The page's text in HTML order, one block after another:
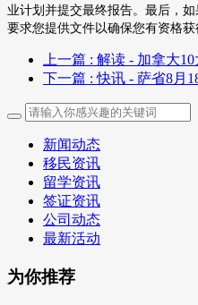
业计划并提交最终报告。最后，
要求您提供文件以确保您有资格获
上一篇 : 解读 - 加拿大
下一篇 : 快讯 - 萨省8月
新闻动态
移民资讯
留学资讯
签证资讯
公司动态
最新活动
为你推荐